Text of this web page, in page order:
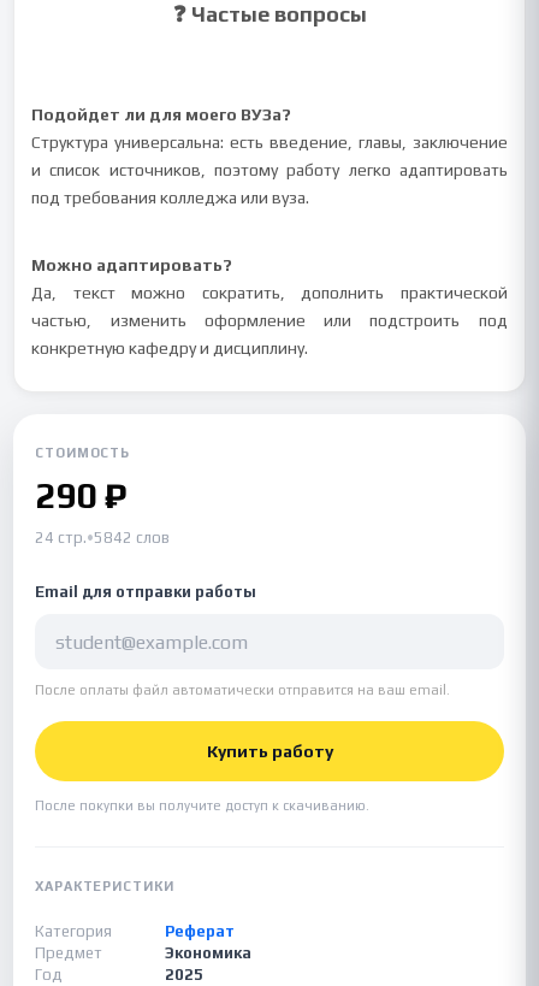
❓ Частые вопросы
Подойдет ли для моего ВУЗа?
Структура универсальна: есть введение, главы, заключение
и список источников, поэтому работу легко адаптировать
под требования колледжа или вуза.
Можно адаптировать?
Да, текст можно сократить, дополнить практической
частью, изменить оформление или подстроить под
конкретную кафедру и дисциплину.
СТОИМОСТЬ
290 ₽
24 стр.•5842 слов
Email для отправки работы
После оплаты файл автоматически отправится на ваш email.
Купить работу
После покупки вы получите доступ к скачиванию.
ХАРАКТЕРИСТИКИ
Категория
Реферат
Предмет
Экономика
Год
2025